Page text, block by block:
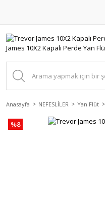
Anasayfa NEFESLİLER Yan Flüt
%8